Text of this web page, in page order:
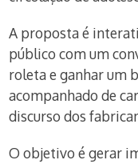
A proposta é
público com um
roleta e ganhar um
acompanhado de
discurso dos
O objetivo é gerar